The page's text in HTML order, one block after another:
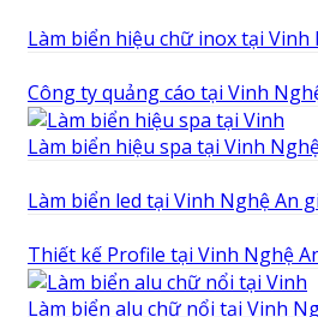
Làm biển hiệu chữ inox tại Vinh
Công ty quảng cáo tại Vinh
Làm biển hiệu spa tại Vinh
Làm biển led tại Vinh Nghệ An
Thiết kế Profile tại Vinh Nghệ
Làm biển alu chữ nổi tại Vinh